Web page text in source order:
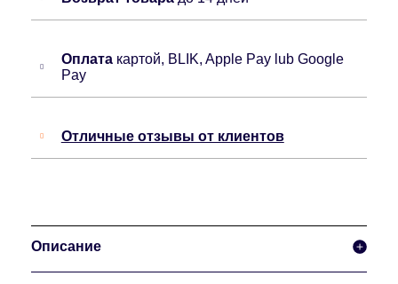
Оплата картой, BLIK, Apple Pay lub Google
Pay
Отличные отзывы от клиентов
Описание